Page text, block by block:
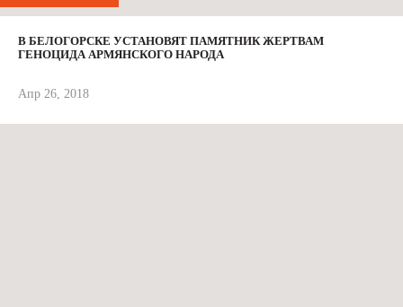
В БЕЛОГОРСКЕ УСТАНОВЯТ ПАМЯТНИК ЖЕРТВАМ
ГЕНОЦИДА АРМЯНСКОГО НАРОДА
Апр 26, 2018